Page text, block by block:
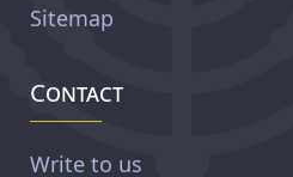
Sitemap
Contact
Write to us